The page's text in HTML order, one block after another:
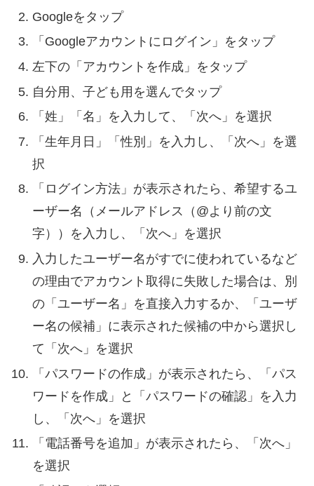
Googleをタップ
「Googleアカウントにログイン」をタップ
左下の「アカウントを作成」をタップ
自分用、子ども用を選んでタップ
「姓」「名」を入力して、「次へ」を選択
「生年月日」「性別」を入力し、「次へ」を選
択
「ログイン方法」が表示されたら、希望するユ
ーザー名（メールアドレス（@より前の文
字））を入力し、「次へ」を選択
入力したユーザー名がすでに使われているなど
の理由でアカウント取得に失敗した場合は、別
の「ユーザー名」を直接入力するか、「ユーザ
ー名の候補」に表示された候補の中から選択し
て「次へ」を選択
「パスワードの作成」が表示されたら、「パス
ワードを作成」と「パスワードの確認」を入力
し、「次へ」を選択
「電話番号を追加」が表示されたら、「次へ」
を選択